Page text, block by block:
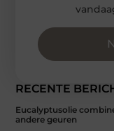
RECENTE
Eucalyptusolie
andere geuren